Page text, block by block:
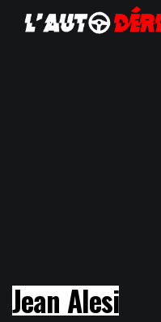
Jean Alesi